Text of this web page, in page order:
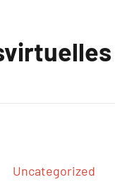
Uncategorized